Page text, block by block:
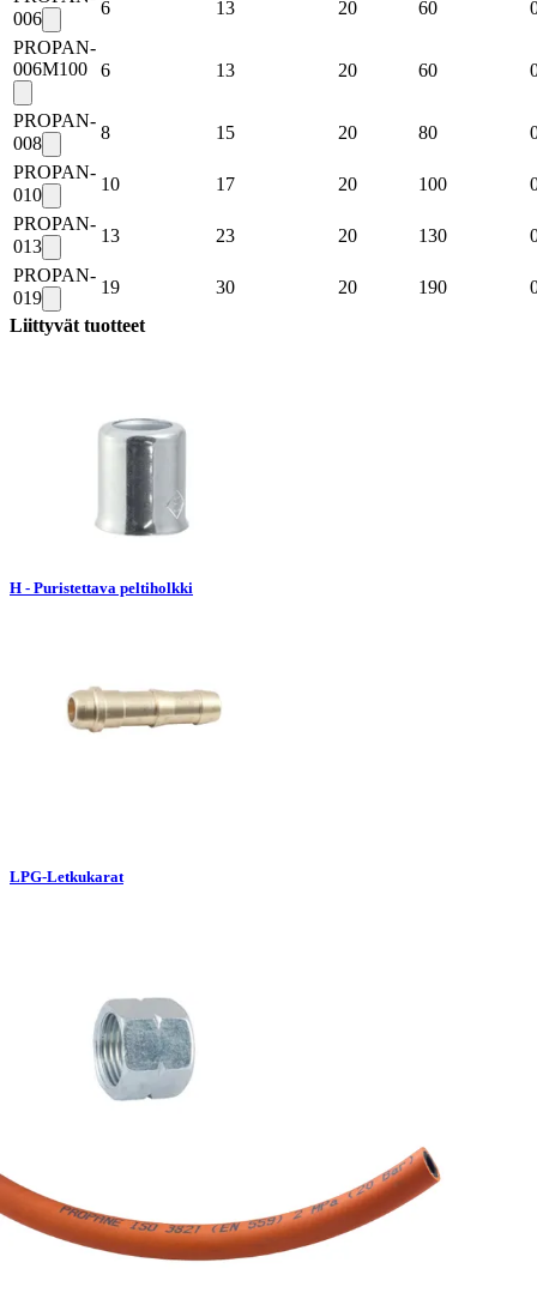
006
6 13 20 60
PROPAN-
006M100
6 13 20 60
PROPAN-
008
8 15 20 80
PROPAN-
010
10 17 20 100
PROPAN-
013
13 23 20 130
PROPAN-
019
19 30 20 190
Liittyvät tuotteet
H - Puristettava peltiholkki
LPG-Letkukarat
Palvelut
Suunnitteluratkaisut
Hydrauliikkaletkut